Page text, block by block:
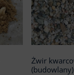
Żwir
(budowlany)